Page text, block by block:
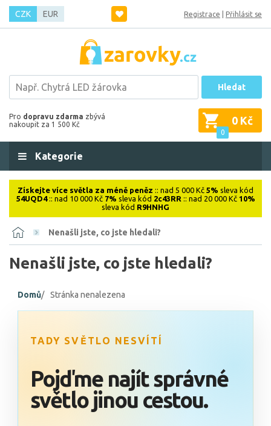
CZK EUR Registrace Přihlásit se
Hledat
Pro dopravu zdarma zbývá
nakoupit za 1 500 Kč
0
0 Kč
Kategorie
Získejte více světla za méně peněz :: nad 5 000 Kč 5% sleva kód
54UQD4:: nad 10 000 Kč 7% sleva kód 2c43RR :: nad 20 000 Kč 10%
sleva kód R9HNHG
Nenašli jste, co jste hledali?
Nenašli jste, co jste hledali?
Domů Stránka nenalezena
TADY SVĚTLO NESVÍTÍ
Pojďme najít správné
světlo jinou cestou.